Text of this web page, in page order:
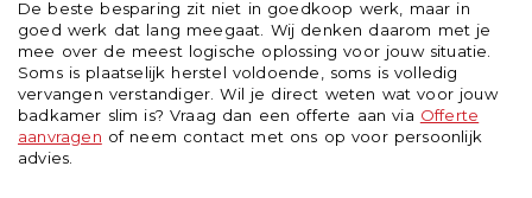
De beste besparing zit niet in goedkoop werk, maar in
goed werk dat lang meegaat. Wij denken daarom met je
mee over de meest logische oplossing voor jouw situatie.
Soms is plaatselijk herstel voldoende, soms is volledig
vervangen verstandiger. Wil je direct weten wat voor jouw
badkamer slim is? Vraag dan een offerte aan via Offerte
aanvragen of neem contact met ons op voor persoonlijk
advies.